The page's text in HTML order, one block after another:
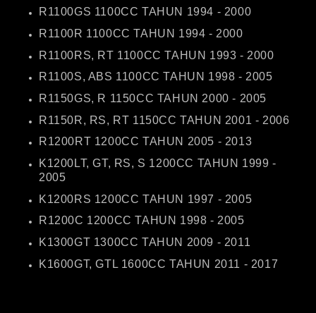
R1100GS 1100CC TAHUN 1994 - 2000
R1100R 1100CC TAHUN 1994 - 2000
R1100RS, RT 1100CC TAHUN 1993 - 2000
R1100S, ABS 1100CC TAHUN 1998 - 2005
R1150GS, R 1150CC TAHUN 2000 - 2005
R1150R, RS, RT 1150CC TAHUN 2001 - 2006
R1200RT 1200CC TAHUN 2005 - 2013
K1200LT, GT, RS, S 1200CC TAHUN 1999 -
2005
K1200RS 1200CC TAHUN 1997 - 2005
R1200C 1200CC TAHUN 1998 - 2005
K1300GT 1300CC TAHUN 2009 - 2011
K1600GT, GTL 1600CC TAHUN 2011 - 2017